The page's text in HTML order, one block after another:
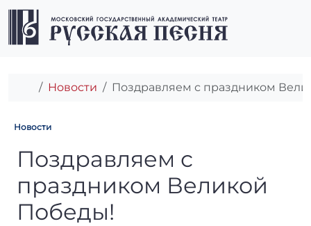
Перейти к содержимому
Перейти к футеру
Главная
Новости Поздравляем с праздником
Новости
Поздравляем с
Поздравляем с
праздником Великой
Победы!